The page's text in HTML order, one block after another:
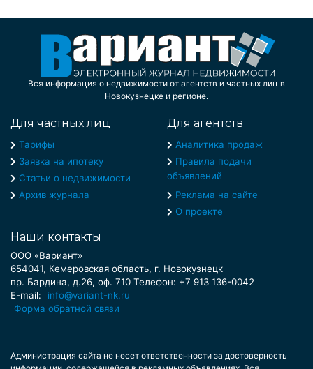
Вся информация о недвижимости от агентств и частных лиц в
Новокузнецке и регионе.
Для частных лиц
Тарифы
Заявка на ипотеку
Статьи о недвижимости
Архив журнала
Для агентств
Аналитика продаж
Правила подачи
объявлений
Реклама на сайте
О проекте
Наши контакты
ООО «Вариант»
654041, Кемеровская область, г. Новокузнецк
пр. Бардина, д.26, оф. 710 Телефон: +7 913 136-0042
E-mail:
info@variant-nk.ru
Форма обратной связи
Администрация сайта не несет ответственности за достоверность